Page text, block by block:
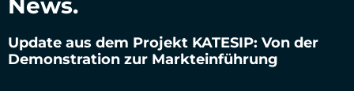
Update aus dem Projekt KATESIP: Von der
Demonstration zur Markteinführung